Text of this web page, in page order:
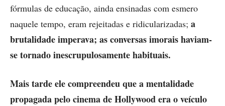
fórmulas de educação, ainda ensinadas com esmero
naquele tempo, eram rejeitadas e ridicularizadas; a
brutalidade imperava; as conversas imorais haviam-
se tornado inescrupulosamente habituais.
Mais tarde ele compreendeu que a mentalidade
propagada pelo cinema de Hollywood era o veículo